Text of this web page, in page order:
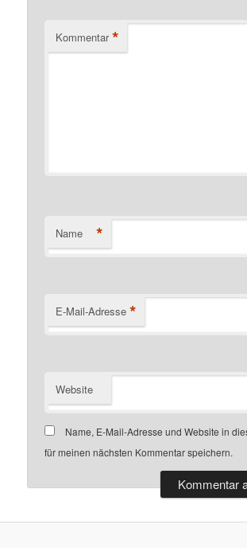
Kommentar *
Name *
E-Mail-Adresse *
Website
Name, E-Mail-Adresse und Website in
für meinen nächsten Kommentar speichern.